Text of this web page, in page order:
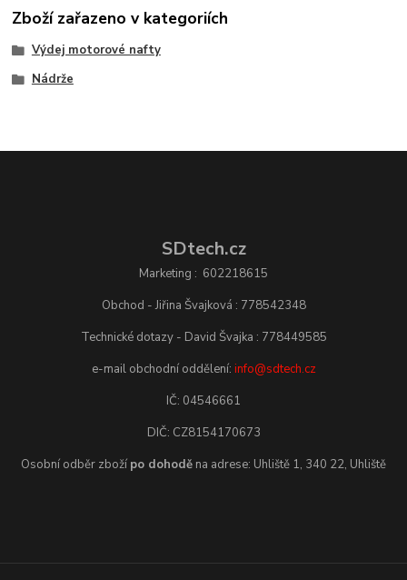
Zboží zařazeno v kategoriích
Výdej motorové nafty
Nádrže
SDtech.cz
Marketing : 602218615
Obchod - Jiřina Švajková : 778542348
Technické dotazy - David Švajka : 778449585
e-mail obchodní oddělení: info@sdtech.cz
IČ: 04546661
DIČ: CZ8154170673
Osobní odběr zboží po dohodě na adrese: Uhliště 1, 340 22, Uhliště